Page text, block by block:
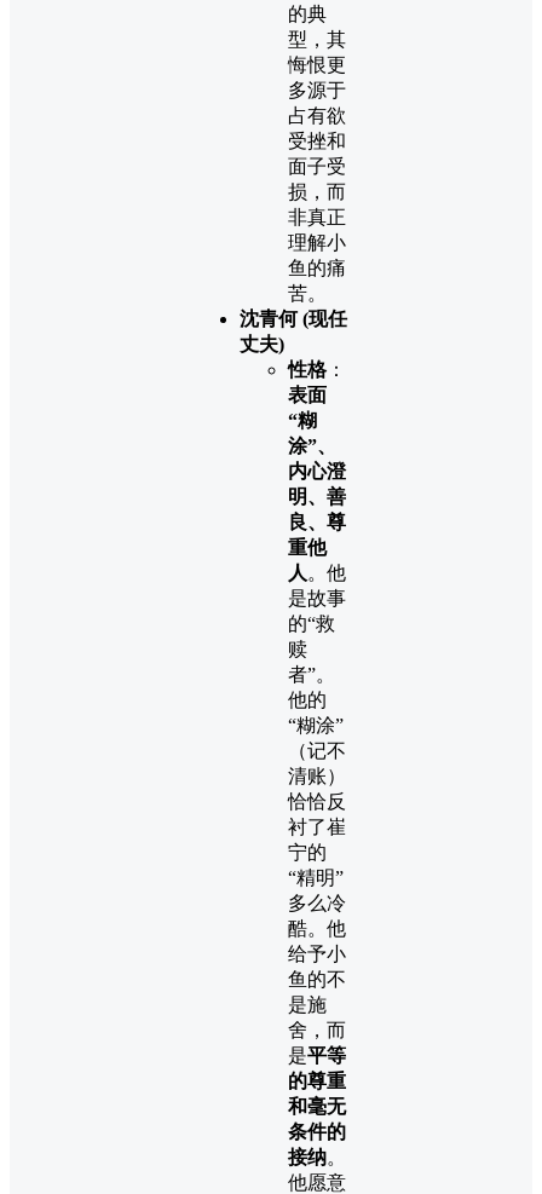
的典
型，其
悔恨更
多源于
占有欲
受挫和
面子受
损，而
非真正
理解小
鱼的痛
苦。
沈青何 (现任
丈夫)
性格：
表面
“糊
涂”、
内心澄
明、善
良、尊
重他
人 。他
是故事
的“救
赎
者”。
他的
“糊涂”
（记不
清账）
恰恰反
衬了崔
宁的
“精明”
多么冷
酷。他
给予小
鱼的不
是施
舍，而
是平等
的尊重
和毫无
条件的
接纳。
他愿意